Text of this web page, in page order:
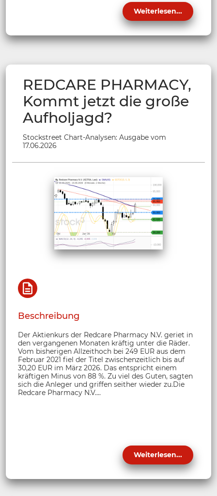
Weiterlesen...
REDCARE PHARMACY,
Kommt jetzt die große
Aufholjagd?
Stockstreet Chart-Analysen: Ausgabe vom
17.06.2026
Beschreibung
Der Aktienkurs der Redcare Pharmacy N.V. geriet in
den vergangenen Monaten kräftig unter die Räder.
Vom bisherigen Allzeithoch bei 249 EUR aus dem
Februar 2021 fiel der Titel zwischenzeitlich bis auf
30,20 EUR im März 2026. Das entspricht einem
kräftigen Minus von 88 %. Zu viel des Guten, sagten
sich die Anleger und griffen seither wieder zu.Die
Redcare Pharmacy N.V....
Weiterlesen...